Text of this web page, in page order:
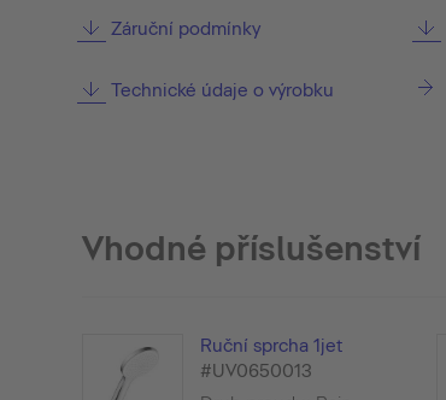
Záruční podmínky
Technické údaje o výrobku
Vhodné příslušenství
Ruční sprcha 1jet
#UV0650013